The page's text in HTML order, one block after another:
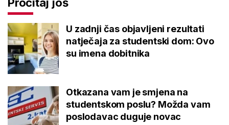
U zadnji čas objavljeni rezultati
natječaja za studentski dom: Ovo
su imena dobitnika
Otkazana vam je smjena na
studentskom poslu? Možda vam
poslodavac duguje novac